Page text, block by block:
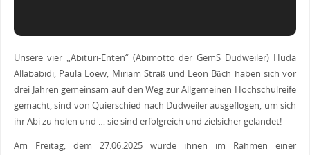
Unsere vier „Abituri-Enten“ (Abimotto der GemS Dudweiler) Huda
Allababidi, Paula Loew, Miriam Straß und Leon Büch haben sich vor
drei Jahren gemeinsam auf den Weg zur Allgemeinen Hochschulreife
gemacht, sind von Quierschied nach Dudweiler ausgeflogen, um sich
ihr Abi zu holen und … sie sind erfolgreich und zielsicher gelandet!
Am Freitag, dem 27.06.2025 wurde ihnen im Rahmen einer